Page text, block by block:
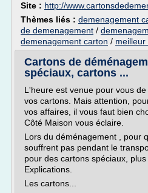
Site : http://
Thèmes liés : demenagement
de demenagement /
demenagement carton /
Cartons de
spéciaux, cartons ...
L'heure est venue pour vous
vos cartons. Mais attention,
vos affaires, il vous faut bien
Côté Maison vous éclaire.
Lors du déménagement , pour
souffrent pas pendant le
pour des cartons spéciaux,
Explications.
Les cartons...